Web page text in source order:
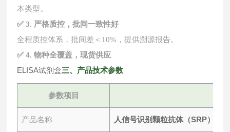
本类型。
✅ 3. 严格质控，批间一致性好
全程质控体系，批间差＜ 10%，提供溯源报告。
✅ 4. 物种全覆盖，现货供应
ELISA试剂盒三、产品技术参数
参数项目
产品名称 人信号识别颗粒抗体（SRP）